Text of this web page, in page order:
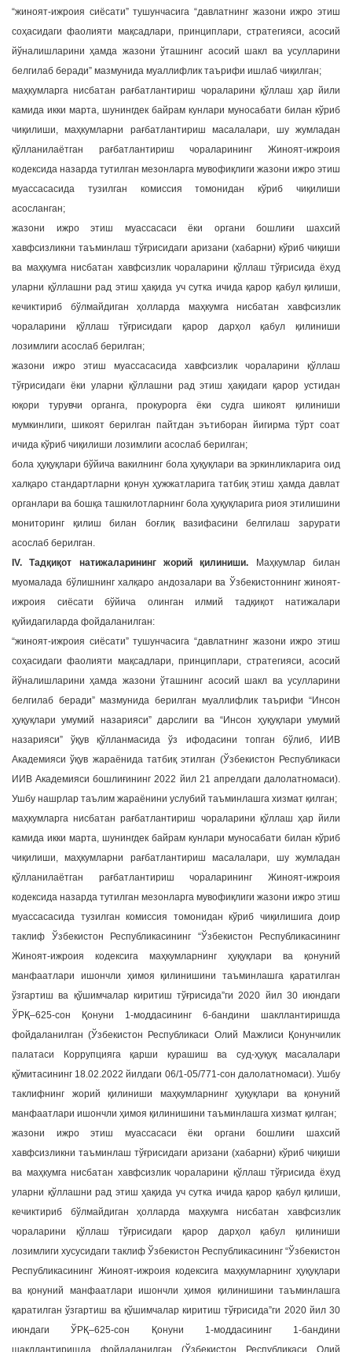
“жиноят-ижроия сиёсати” тушунчасига “давлатнинг жазони ижро этиш
соҳасидаги фаолияти мақсадлари, принциплари, стратегияси, асосий
йўналишларини ҳамда жазони ўташнинг асосий шакл ва усулларини
белгилаб беради” мазмунида муаллифлик таърифи ишлаб чиқилган;
маҳкумларга нисбатан рағбатлантириш чораларини қўллаш ҳар йили
камида икки марта, шунингдек байрам кунлари муносабати билан кўриб
чиқилиши, маҳкумларни рағбатлантириш масалалари, шу жумладан
қўлланилаётган рағбатлантириш чораларининг Жиноят-ижроия
кодексида назарда тутилган мезонларга мувофиқлиги жазони ижро этиш
муассасасида тузилган комиссия томонидан кўриб чиқилиши
асосланган;
жазони ижро этиш муассасаси ёки органи бошлиғи шахсий
хавфсизликни таъминлаш тўғрисидаги аризани (хабарни) кўриб чиқиши
ва маҳкумга нисбатан хавфсизлик чораларини қўллаш тўғрисида ёхуд
уларни қўллашни рад этиш ҳақида уч сутка ичида қарор қабул қилиши,
кечиктириб бўлмайдиган ҳолларда маҳкумга нисбатан хавфсизлик
чораларини қўллаш тўғрисидаги қарор дарҳол қабул қилиниши
лозимлиги асослаб берилган;
жазони ижро этиш муассасасида хавфсизлик чораларини қўллаш
тўғрисидаги ёки уларни қўллашни рад этиш ҳақидаги қарор устидан
юқори турувчи органга, прокурорга ёки судга шикоят қилиниши
мумкинлиги, шикоят берилган пайтдан эътиборан йигирма тўрт соат
ичида кўриб чиқилиши лозимлиги асослаб берилган;
бола ҳуқуқлари бўйича вакилнинг бола ҳуқуқлари ва эркинликларига оид
халқаро стандартларни қонун ҳужжатларига татбиқ этиш ҳамда давлат
органлари ва бошқа ташкилотларнинг бола ҳуқуқларига риоя этилишини
мониторинг қилиш билан боғлиқ вазифасини белгилаш зарурати
асослаб берилган.
IV. Тадқиқот натижаларининг жорий қилиниши. Маҳкумлар билан
муомалада бўлишнинг халқаро андозалари ва Ўзбекистоннинг жиноят-
ижроия сиёсати бўйича олинган илмий тадқиқот натижалари
қуйидагиларда фойдаланилган:
“жиноят-ижроия сиёсати” тушунчасига “давлатнинг жазони ижро этиш
соҳасидаги фаолияти мақсадлари, принциплари, стратегияси, асосий
йўналишларини ҳамда жазони ўташнинг асосий шакл ва усулларини
белгилаб беради” мазмунида берилган муаллифлик таърифи “Инсон
ҳуқуқлари умумий назарияси” дарслиги ва “Инсон ҳуқуқлари умумий
назарияси” ўқув қўлланмасида ўз ифодасини топган бўлиб, ИИВ
Академияси ўқув жараёнида татбиқ этилган (Ўзбекистон Республикаси
ИИВ Академияси бошлиғининг 2022 йил 21 апрелдаги далолатномаси).
Ушбу нашрлар таълим жараёнини услубий таъминлашга хизмат қилган;
маҳкумларга нисбатан рағбатлантириш чораларини қўллаш ҳар йили
камида икки марта, шунингдек байрам кунлари муносабати билан кўриб
чиқилиши, маҳкумларни рағбатлантириш масалалари, шу жумладан
қўлланилаётган рағбатлантириш чораларининг Жиноят-ижроия
кодексида назарда тутилган мезонларга мувофиқлиги жазони ижро этиш
муассасасида тузилган комиссия томонидан кўриб чиқилишига доир
таклиф Ўзбекистон Республикасининг “Ўзбекистон Республикасининг
Жиноят-ижроия кодексига маҳкумларнинг ҳуқуқлари ва қонуний
манфаатлари ишончли ҳимоя қилинишини таъминлашга қаратилган
ўзгартиш ва қўшимчалар киритиш тўғрисида”ги 2020 йил 30 июндаги
ЎРҚ–625-сон Қонуни 1-моддасининг 6-бандини шакллантиришда
фойдаланилган (Ўзбекистон Республикаси Олий Мажлиси Қонунчилик
палатаси Коррупцияга қарши курашиш ва суд-ҳуқуқ масалалари
қўмитасининг 18.02.2022 йилдаги 06/1-05/771-сон далолатномаси). Ушбу
таклифнинг жорий қилиниши маҳкумларнинг ҳуқуқлари ва қонуний
манфаатлари ишончли ҳимоя қилинишини таъминлашга хизмат қилган;
жазони ижро этиш муассасаси ёки органи бошлиғи шахсий
хавфсизликни таъминлаш тўғрисидаги аризани (хабарни) кўриб чиқиши
ва маҳкумга нисбатан хавфсизлик чораларини қўллаш тўғрисида ёхуд
уларни қўллашни рад этиш ҳақида уч сутка ичида қарор қабул қилиши,
кечиктириб бўлмайдиган ҳолларда маҳкумга нисбатан хавфсизлик
чораларини қўллаш тўғрисидаги қарор дарҳол қабул қилиниши
лозимлиги хусусидаги таклиф Ўзбекистон Республикасининг “Ўзбекистон
Республикасининг Жиноят-ижроия кодексига маҳкумларнинг ҳуқуқлари
ва қонуний манфаатлари ишончли ҳимоя қилинишини таъминлашга
қаратилган ўзгартиш ва қўшимчалар киритиш тўғрисида”ги 2020 йил 30
июндаги ЎРҚ–625-сон Қонуни 1-моддасининг 1-бандини
шакллантиришда фойдаланилган (Ўзбекистон Республикаси Олий